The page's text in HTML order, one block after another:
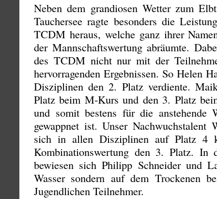
Neben dem grandiosen Wetter zum
Tauchersee ragte besonders die
TCDM heraus, welche ganz ihrer
der Mannschaftswertung abräumte.
des TCDM nicht nur mit der
hervorragenden Ergebnissen. So Helen
Disziplinen den 2. Platz verdiente.
Platz beim M-Kurs und den 3. Platz
und somit bestens für die anstehende
gewappnet ist. Unser Nachwuchstalent
sich in allen Disziplinen auf Platz 4
Kombinationswertung den 3. Platz. In
bewiesen sich Philipp Schneider und
Wasser sondern auf dem Trockenen
Jugendlichen Teilnehmer.